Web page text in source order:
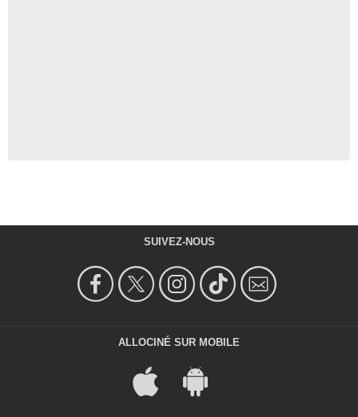
SUIVEZ-NOUS
ALLOCINÉ SUR MOBILE